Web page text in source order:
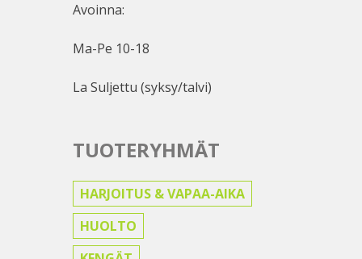
Avoinna:
Ma-Pe 10-18
La Suljettu (syksy/talvi)
TUOTERYHMÄT
HARJOITUS & VAPAA-AIKA
HUOLTO